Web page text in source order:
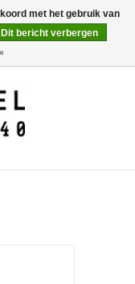
0 Artikelen - €0,00
met het gebruik van
Dit bericht verbergen